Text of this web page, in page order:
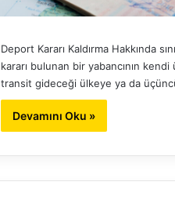
Deport Kararı Kaldırma Hakkında
kararı bulunan bir yabancının kendi
transit gideceği ülkeye ya da
Devamını Oku »